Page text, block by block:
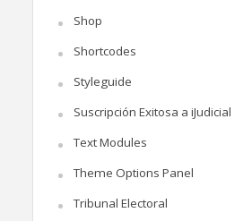
Shop
Shortcodes
Styleguide
Suscripción Exitosa a iJudicial
Text Modules
Theme Options Panel
Tribunal Electoral